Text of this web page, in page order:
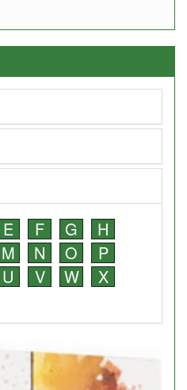
E F G
H
M N O
P
U V W
X